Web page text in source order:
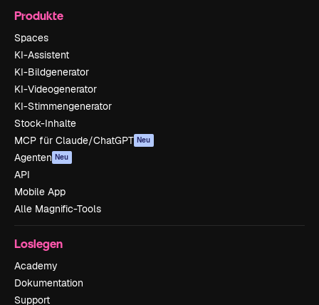
Produkte
Spaces
KI-Assistent
KI-Bildgenerator
KI-Videogenerator
KI-Stimmengenerator
Stock-Inhalte
MCP für Claude/ChatGPT Neu
Agenten Neu
API
Mobile App
Alle Magnific-Tools
Loslegen
Academy
Dokumentation
Support